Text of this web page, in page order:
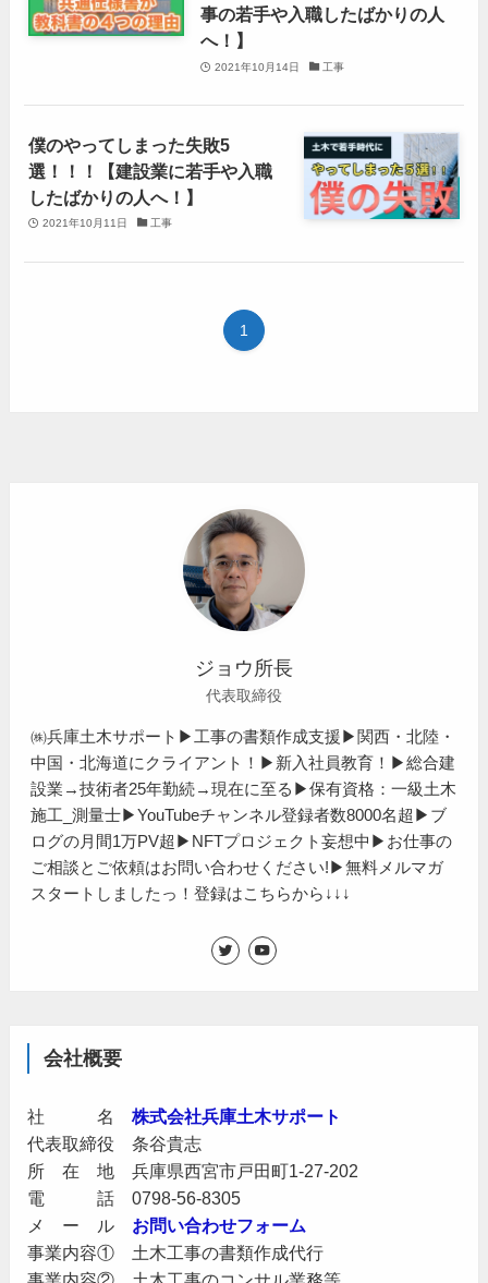
事の若手や入職したばかりの人
へ！】
2021年10月14日 工事
僕のやってしまった失敗5
選！！！【建設業に若手や入職
したばかりの人へ！】
2021年10月11日 工事
1
ジョウ所長
代表取締役
㈱兵庫土木サポート▶工事の書類作成支援▶関西・北陸・
中国・北海道にクライアント！▶新入社員教育！▶総合建
設業→技術者25年勤続→現在に至る▶保有資格：一級土木
施工_測量士▶YouTubeチャンネル登録者数8000名超▶ブ
ログの月間1万PV超▶NFTプロジェクト妄想中▶お仕事の
ご相談とご依頼はお問い合わせください!▶無料メルマガ
スタートしましたっ！登録はこちらから↓↓↓
会社概要
社 名 株式会社兵庫土木サポート
代表取締役 条谷貴志
所 在 地 兵庫県西宮市戸田町1-27-202
電 話 0798-56-8305
メ ー ル お問い合わせフォーム
事業内容① 土木工事の書類作成代行